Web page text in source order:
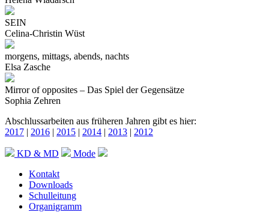
SEIN
Celina-Christin Wüst
morgens, mittags, abends, nachts
Elsa Zasche
Mirror of opposites – Das Spiel der Gegensätze
Sophia Zehren
Abschlussarbeiten aus früheren Jahren gibt es hier:
2017 | 2016 | 2015 | 2014 | 2013 | 2012
KD & MD
Mode
Kontakt
Downloads
Schulleitung
Organigramm